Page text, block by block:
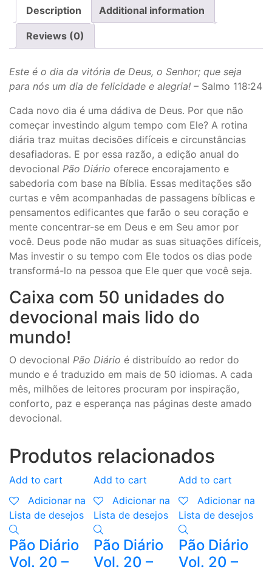
Description Additional information
Reviews (0)
Este é o dia da vitória de Deus, o Senhor; que seja
para nós um dia de felicidade e alegria! – Salmo 118:24
Cada novo dia é uma dádiva de Deus. Por que não
começar investindo algum tempo com Ele? A rotina
diária traz muitas decisões difíceis e circunstâncias
desafiadoras. E por essa razão, a edição anual do
devocional Pão Diário oferece encorajamento e
sabedoria com base na Bíblia. Essas meditações são
curtas e vêm acompanhadas de passagens bíblicas e
pensamentos edificantes que farão o seu coração e
mente concentrar-se em Deus e em Seu amor por
você. Deus pode não mudar as suas situações difíceis,
Mas investir o su tempo com Ele todos os dias pode
transformá-lo na pessoa que Ele quer que você seja.
Caixa com 50 unidades do
devocional mais lido do
mundo!
O devocional Pão Diário é distribuído ao redor do
mundo e é traduzido em mais de 50 idiomas. A cada
mês, milhões de leitores procuram por inspiração,
conforto, paz e esperança nas páginas deste amado
devocional.
Produtos relacionados
Add to cart
Adicionar na
Lista de desejos
Pão Diário
Vol. 20 –
Add to cart
Adicionar na
Lista de desejos
Pão Diário
Vol. 20 –
Add to cart
Adicionar na
Lista de desejos
Pão Diário
Vol. 20 –